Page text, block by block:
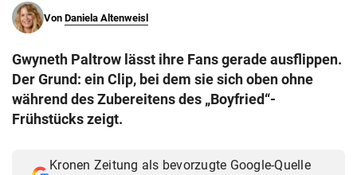
search
eingeben
Muthgasse 2, 1190 Wien
Von Daniela Altenweisl
Gwyneth Paltrow lässt ihre Fans gerade ausflippen.
Der Grund: ein Clip, bei dem sie sich oben ohne
während des Zubereitens des „Boyfried“-
Frühstücks zeigt.
Kronen Zeitung als bevorzugte Google-Quelle